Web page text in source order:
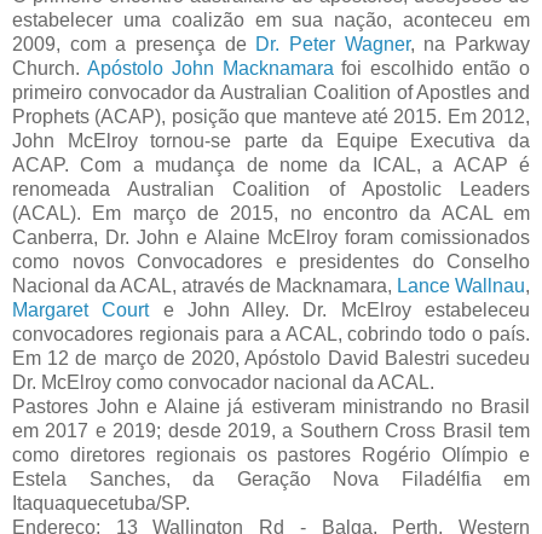
estabelecer uma coalizão em sua nação, aconteceu em
2009, com a presença de Dr. Peter Wagner, na Parkway
Church. Apóstolo John Macknamarafoi escolhido então o
primeiro convocador da Australian Coalition of Apostles and
Prophets (ACAP), posição que manteve até 2015. Em 2012,
John McElroy tornou-se parte da Equipe Executiva da
ACAP. Com a mudança de nome da ICAL, a ACAP é
renomeada Australian Coalition of Apostolic Leaders
(ACAL). Em março de 2015, no encontro da ACAL em
Canberra, Dr. John e Alaine McElroy foram comissionados
como novos Convocadores e presidentes do Conselho
Nacional da ACAL, através de Macknamara, Lance Wallnau,
Margaret Courte John Alley. Dr. McElroy estabeleceu
convocadores regionais para a ACAL, cobrindo todo o país.
Em 12 de março de 2020, Apóstolo David Balestri sucedeu
Dr. McElroy como convocador nacional da ACAL.
Pastores John e Alaine já estiveram ministrando no Brasil
em 2017 e 2019; desde 2019, a Southern Cross Brasil tem
como diretores regionais os pastores Rogério Olímpio e
Estela Sanches, da Geração Nova Filadélfia em
Itaquaquecetuba/SP.
Endereço: 13 Wallington Rd - Balga, Perth, Western